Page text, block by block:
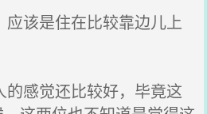
该是住在比较靠边儿上
感觉还比较好，毕竟这